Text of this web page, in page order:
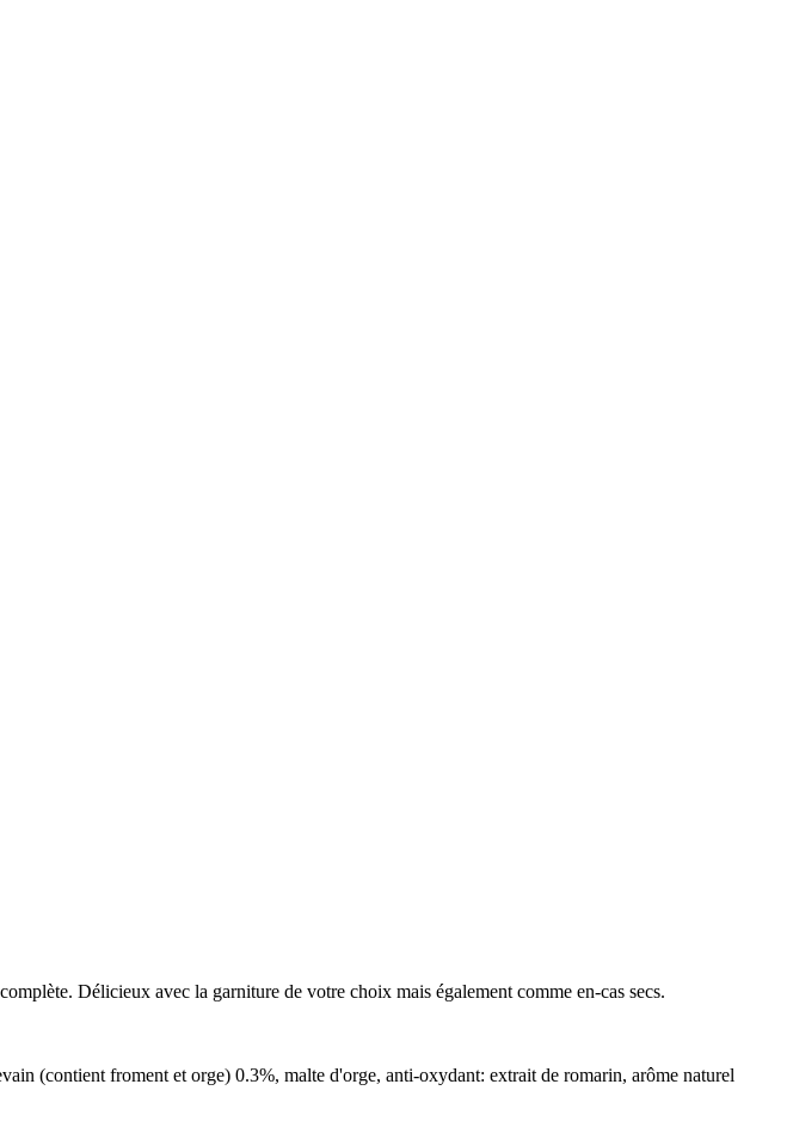
Délicieux avec la garniture de votre choix mais également comme en-cas secs.
(contient froment et orge) 0.3%, malte d'orge, anti-oxydant: extrait de romarin, arôme naturel